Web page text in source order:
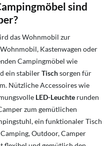
sind
das Wohnmobil zur
Kastenwagen oder
Campingmöbel wie
ein stabilerTischsorgen für
Nützliche Accessoires wie
LED-Leuchte runden
zum gemütlichen
ein funktionaler Tisch
Outdoor, Camper